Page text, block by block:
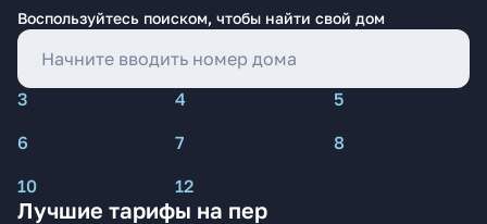
Воспользуйтесь поиском, чтобы найти свой дом
3 4
5
6
7
8
10
12
Лучшие тарифы на пер